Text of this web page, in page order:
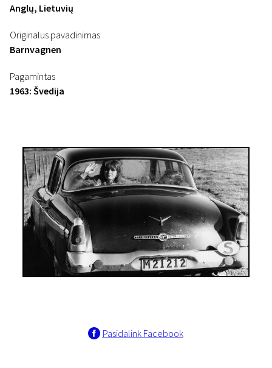
Anglų, Lietuvių
Originalus pavadinimas
Barnvagnen
Pagamintas
1963: Švedija
Pasidalink Facebook